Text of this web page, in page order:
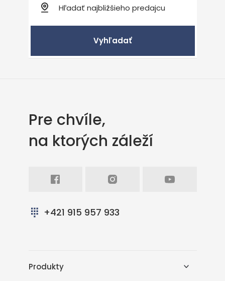
Vyhľadať
Pre chvíle,
na ktorých záleží
+421 915 957 933
Produkty